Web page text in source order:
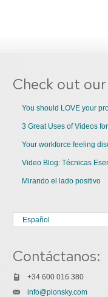
Check out
You should LOVE your
3 Great Uses of Videos
Your workforce feeling
Video Blog: Técnicas
Mirando el lado positivo
Español
Contáctanos:
+34 600 016 380
info@plonsky.com